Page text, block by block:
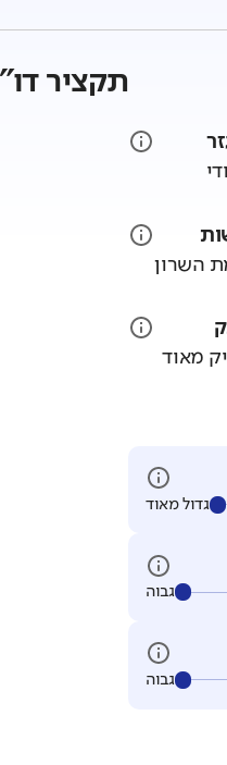
השרון
מאוד
גדול מאוד
גבוה
גבוה
תקציר